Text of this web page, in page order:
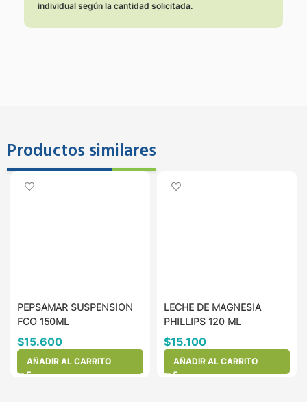
individual según la cantidad solicitada.
Productos similares
PEPSAMAR SUSPENSION
FCO 150ML
$15.600
AÑADIR AL CARRITO
LECHE DE MAGNESIA
PHILLIPS 120 ML
$15.100
AÑADIR AL CARRITO